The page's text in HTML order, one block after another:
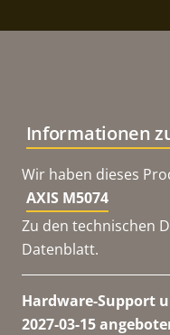
Informationen
Wir haben dieses
AXIS M5074
Zu den technischen
Datenblatt.
Hardware-Support
2027-03-15